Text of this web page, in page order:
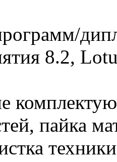
8.2,
пайка